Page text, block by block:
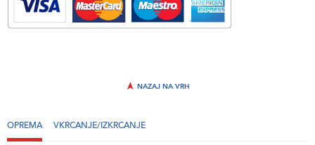
NAZAJ NA VRH
OPREMA VKRCANJE/IZKRCANJE